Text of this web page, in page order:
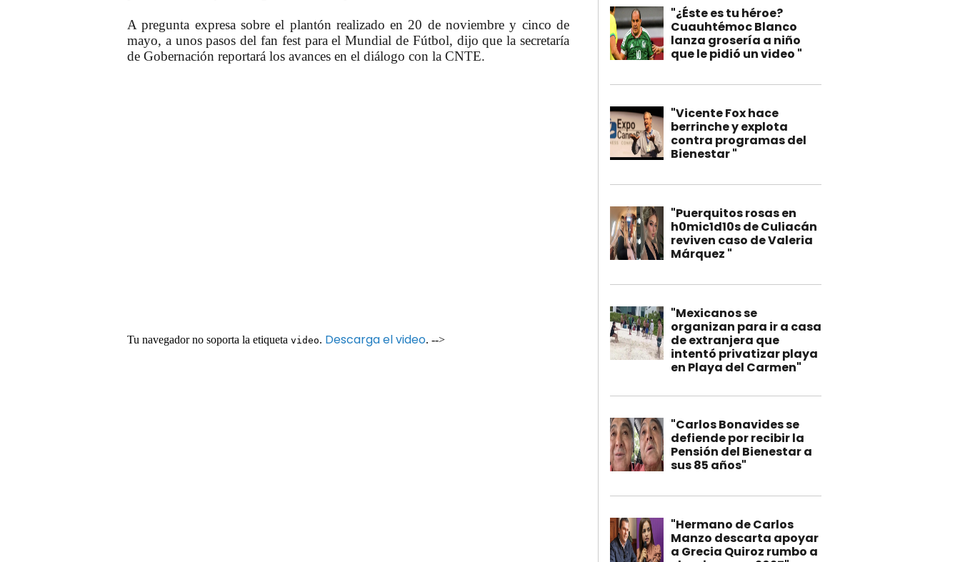
A pregunta expresa sobre el plantón realizado en 20 de noviembre y cinco de
mayo, a unos pasos del fan fest para el Mundial de Fútbol, dijo que la secretaría
de Gobernación reportará los avances en el diálogo con la CNTE.
Tu navegador no soporta la etiqueta video. Descarga el video. -->
"¿Éste es tu héroe?
Cuauhtémoc Blanco
lanza grosería a niño
que le pidió un video "
"Vicente Fox hace
berrinche y explota
contra programas del
Bienestar "
"Puerquitos rosas en
h0mic1d10s de Culiacán
reviven caso de Valeria
Márquez "
"Mexicanos se
organizan para ir a casa
de extranjera que
intentó privatizar playa
en Playa del Carmen"
"Carlos Bonavides se
defiende por recibir la
Pensión del Bienestar a
sus 85 años"
"Hermano de Carlos
Manzo descarta apoyar
a Grecia Quiroz rumbo a